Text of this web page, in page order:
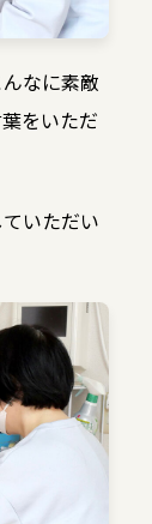
なに素敵
をいただ
いただい